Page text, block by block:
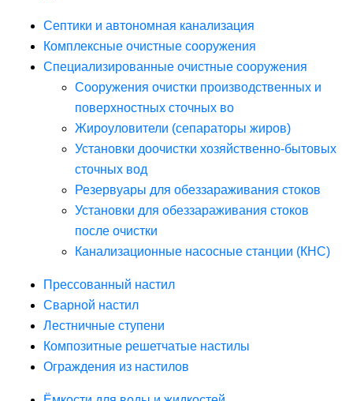
Септики и автономная канализация
Комплексные очистные сооружения
Специализированные очистные сооружения
Сооружения очистки производственных и
поверхностных сточных во
Жироуловители (сепараторы жиров)
Установки доочистки хозяйственно-бытовых
сточных вод
Резервуары для обеззараживания стоков
Установки для обеззараживания стоков
после очистки
Канализационные насосные станции (КНС)
Прессованный настил
Сварной настил
Лестничные ступени
Композитные решетчатые настилы
Ограждения из настилов